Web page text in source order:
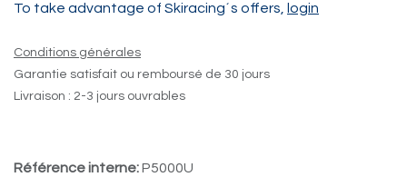
To take advantage of Skiracing´s offers,
login
Conditions générales
Garantie satisfait ou remboursé de 30 jours
Livraison : 2-3 jours ouvrables
Référence interne:P5000U